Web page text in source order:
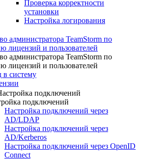
Проверка корректности
установки
Настройка логирования
администратора TeamStorm по
лицензий и пользователей
администратора TeamStorm по
лицензий и пользователей
в систему
подключений
подключений
Настройка подключений через
AD/LDAP
Настройка подключений через
AD/Kerberos
Настройка подключений через OpenID
Connect